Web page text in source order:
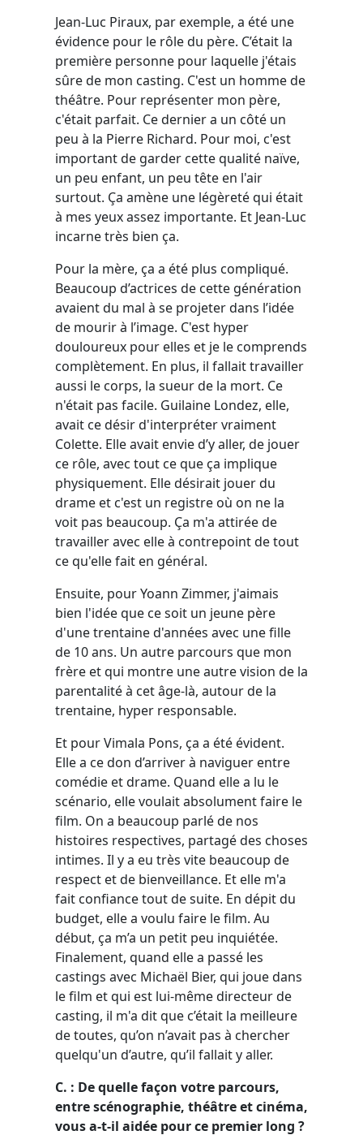
Jean-Luc Piraux, par exemple, a été une
évidence pour le rôle du père. C’était la
première personne pour laquelle j'étais
sûre de mon casting. C'est un homme de
théâtre. Pour représenter mon père,
c'était parfait. Ce dernier a un côté un
peu à la Pierre Richard. Pour moi, c'est
important de garder cette qualité naïve,
un peu enfant, un peu tête en l'air
surtout. Ça amène une légèreté qui était
à mes yeux assez importante. Et Jean-Luc
incarne très bien ça.
Pour la mère, ça a été plus compliqué.
Beaucoup d’actrices de cette génération
avaient du mal à se projeter dans l’idée
de mourir à l’image. C'est hyper
douloureux pour elles et je le comprends
complètement. En plus, il fallait travailler
aussi le corps, la sueur de la mort. Ce
n'était pas facile. Guilaine Londez, elle,
avait ce désir d'interpréter vraiment
Colette. Elle avait envie d’y aller, de jouer
ce rôle, avec tout ce que ça implique
physiquement. Elle désirait jouer du
drame et c'est un registre où on ne la
voit pas beaucoup. Ça m'a attirée de
travailler avec elle à contrepoint de tout
ce qu'elle fait en général.
Ensuite, pour Yoann Zimmer, j'aimais
bien l'idée que ce soit un jeune père
d'une trentaine d'années avec une fille
de 10 ans. Un autre parcours que mon
frère et qui montre une autre vision de la
parentalité à cet âge-là, autour de la
trentaine, hyper responsable.
Et pour Vimala Pons, ça a été évident.
Elle a ce don d’arriver à naviguer entre
comédie et drame. Quand elle a lu le
scénario, elle voulait absolument faire le
film. On a beaucoup parlé de nos
histoires respectives, partagé des choses
intimes. Il y a eu très vite beaucoup de
respect et de bienveillance. Et elle m'a
fait confiance tout de suite. En dépit du
budget, elle a voulu faire le film. Au
début, ça m’a un petit peu inquiétée.
Finalement, quand elle a passé les
castings avec Michaël Bier, qui joue dans
le film et qui est lui-même directeur de
casting, il m'a dit que c’était la meilleure
de toutes, qu’on n’avait pas à chercher
quelqu'un d’autre, qu’il fallait y aller.
C. : De quelle façon votre parcours,
entre scénographie, théâtre et cinéma,
vous a-t-il aidée pour ce premier long ?